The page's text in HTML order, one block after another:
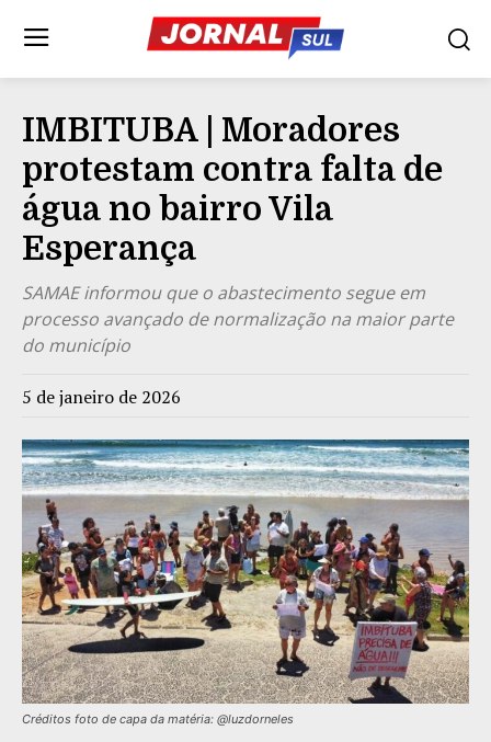
IMBITUBA | Moradores
protestam contra falta de
água no bairro Vila
Esperança
SAMAE informou que o abastecimento segue em
processo avançado de normalização na maior parte
do município
5 de janeiro de 2026
Créditos foto de capa da matéria: @luzdorneles